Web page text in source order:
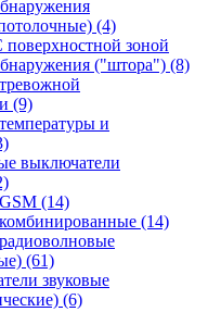
(4)
поверхностной зоной
("штора") (8)
(9)
и
выключатели
(14)
(14)
(61)
звуковые
(6)